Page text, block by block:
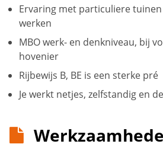
Ervaring met particuliere
werken
MBO werk- en denkniveau, bij
hovenier
Rijbewijs B, BE is een sterke pré
Je werkt netjes, zelfstandig en